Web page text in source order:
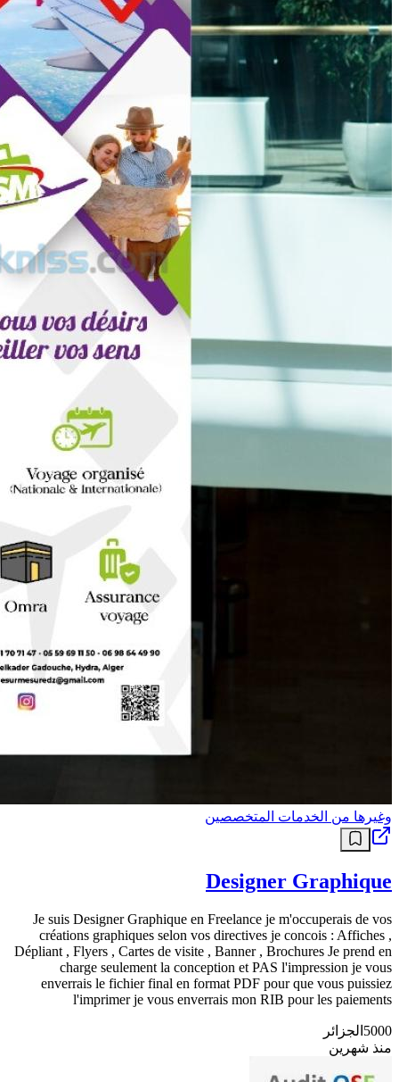
وغيرها من الخدمات المتخصصين
Designer Graphique
Je suis Designer Graphique en Freelance je m'occuperais de vos
créations graphiques selon vos directives je concois : Affiches ,
Dépliant , Flyers , Cartes de visite , Banner , Brochures Je prend en
charge seulement la conception et PAS l'impression je vous
enverrais le fichier final en format PDF pour que vous puissiez
l'imprimer je vous enverrais mon RIB pour les paiements
5000 الجزائر
منذ شهرين